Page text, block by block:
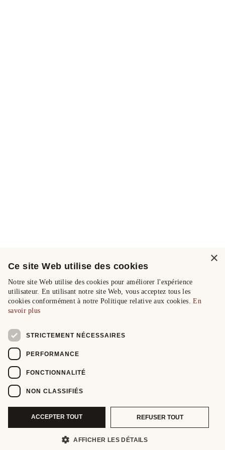
×
Ce site Web utilise des cookies
Notre site Web utilise des cookies pour améliorer l'expérience
utilisateur. En utilisant notre site Web, vous acceptez tous les
cookies conformément à notre Politique relative aux cookies.En
savoir plus
STRICTEMENT NÉCESSAIRES
PERFORMANCE
FONCTIONNALITÉ
NON CLASSIFIÉS
ACCEPTER TOUT REFUSER TOUT
AFFICHER LES DÉTAILS